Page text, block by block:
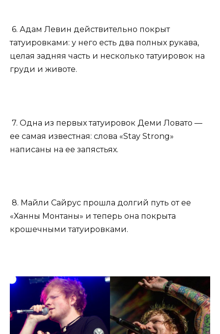
6. Адам Левин действительно покрыт
татуировками: у него есть два полных рукава,
целая задняя часть и несколько татуировок на
груди и животе.
7. Одна из первых татуировок Деми Ловато —
ее самая известная: слова «Stay Strong»
написаны на ее запястьях.
8. Майли Сайрус прошла долгий путь от ее
«Ханны Монтаны» и теперь она покрыта
крошечными татуировками.